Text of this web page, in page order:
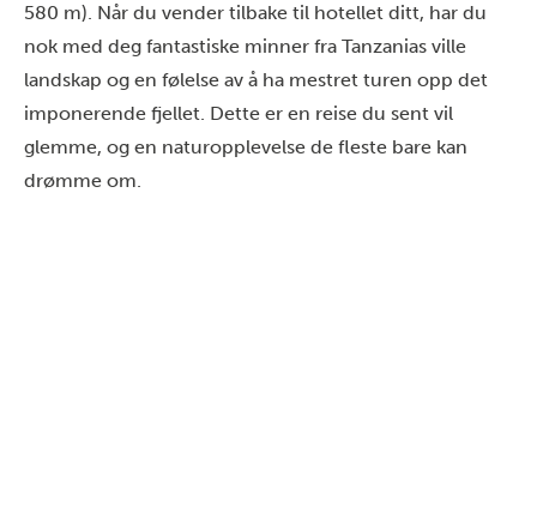
580 m). Når du vender tilbake til hotellet ditt, har du
nok med deg fantastiske minner fra Tanzanias ville
landskap og en følelse av å ha mestret turen opp det
imponerende fjellet. Dette er en reise du sent vil
glemme, og en naturopplevelse de fleste bare kan
drømme om.